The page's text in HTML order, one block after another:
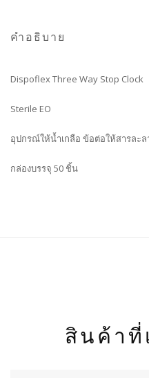
คำอธิบาย
Dispoflex Three Way Stop Clock
Sterile EO
อุปกรณ์ให้น้ำเกลือ ข้อต่อให้สารละ
กล่องบรรจุ 50 ชิ้น
สินค้าที่